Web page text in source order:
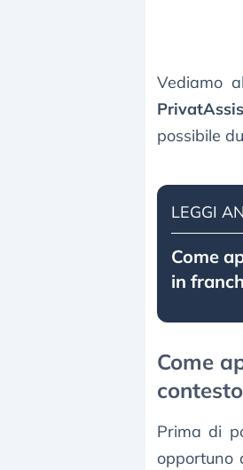
Vediamo
possibile
LEGGI
Come
in
Come
Prima di
opportuno